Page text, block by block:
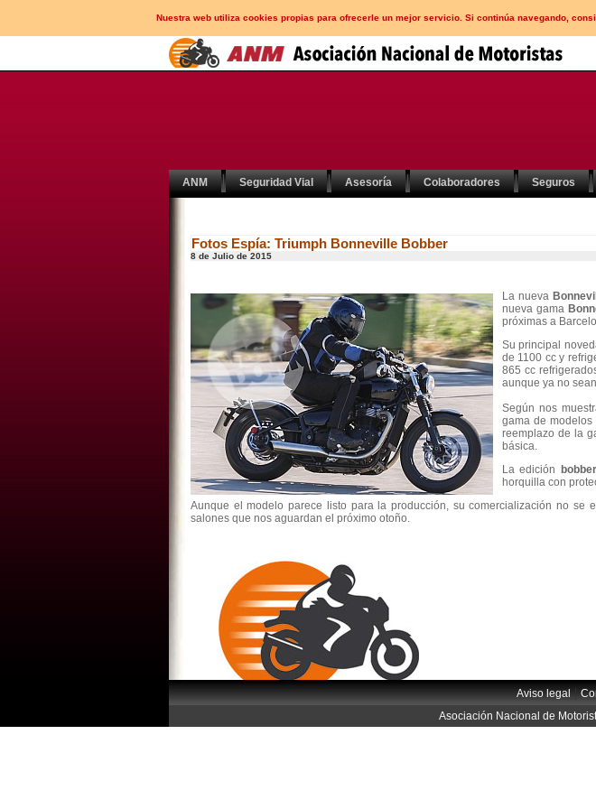
Nuestra web utiliza cookies propias para ofrecerle un mejor servicio. Si continúa navegando,
ANM Seguridad Vial Asesoría Colaboradores Seguros
Fotos Espía: Triumph Bonneville Bobber
8 de Julio de 2015
La nueva
nueva gama
próximas a
Su principal
de 1100 cc y
865 cc
aunque ya no
Según nos
gama de modelos
reemplazo de la
básica.
La edición
horquilla con
Aunque el modelo parece listo para la producción, su comercialización no
salones que nos aguardan el próximo otoño.
Aviso legal|
Asociación Nacional de